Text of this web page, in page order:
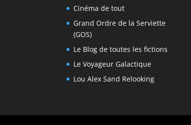
Cinéma de tout
Grand Ordre de la Serviette
(GOS)
Le Blog de toutes les fictions
Le Voyageur Galactique
Lou Alex Sand Relooking